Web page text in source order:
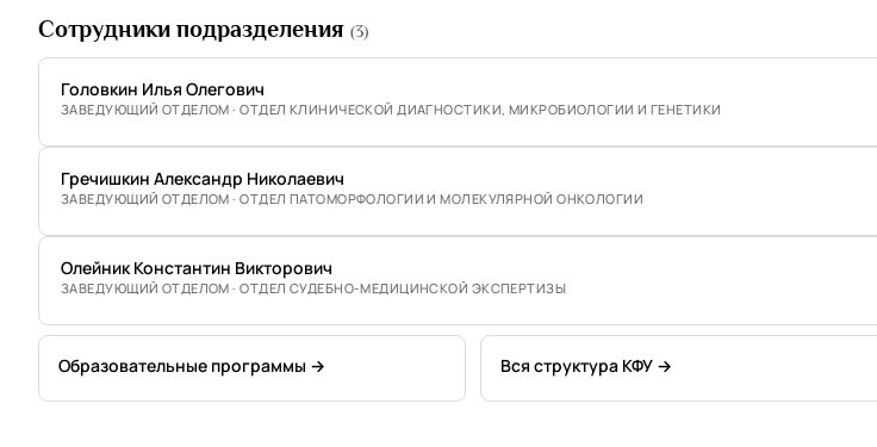
Сотрудники подразделения (3)
Головкин Илья Олегович
ЗАВЕДУЮЩИЙ ОТДЕЛОМ · ОТДЕЛ КЛИНИЧЕСКОЙ ДИАГНОСТИКИ, МИКРОБИОЛОГИИ И ГЕНЕТИКИ
Гречишкин Александр Николаевич
ЗАВЕДУЮЩИЙ ОТДЕЛОМ · ОТДЕЛ ПАТОМОРФОЛОГИИ И МОЛЕКУЛЯРНОЙ ОНКОЛОГИИ
Олейник Константин Викторович
ЗАВЕДУЮЩИЙ ОТДЕЛОМ · ОТДЕЛ СУДЕБНО-МЕДИЦИНСКОЙ ЭКСПЕРТИЗЫ
Образовательные программы → Вся структура КФУ →